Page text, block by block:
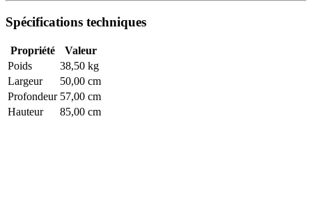
Spécifications techniques
Propriété
Valeur
Poids
38,50 kg
Largeur
50,00 cm
Profondeur 57,00 cm
Hauteur
85,00 cm